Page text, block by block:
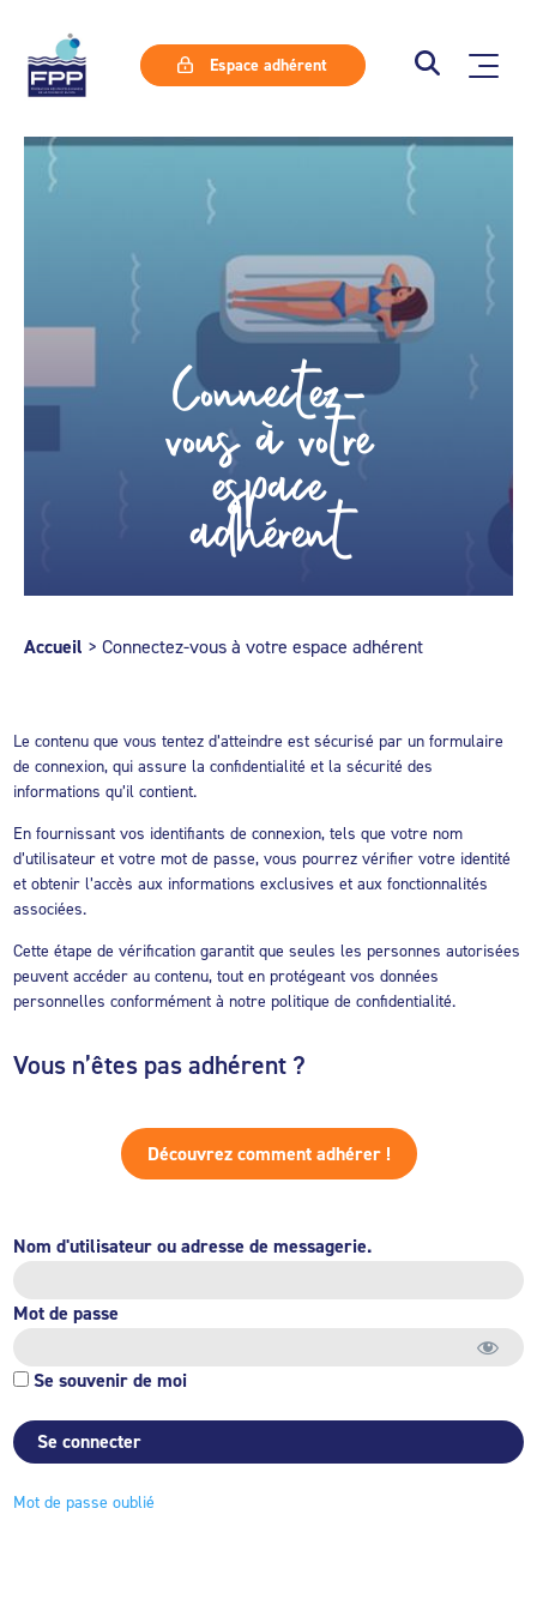
Espace adhérent
Connectez-
vous à votre
espace
adhérent
Accueil > Connectez-vous à votre espace adhérent
Le contenu que vous tentez d’atteindre est sécurisé par un formulaire
de connexion, qui assure la confidentialité et la sécurité des
informations qu’il contient.
En fournissant vos identifiants de connexion, tels que votre nom
d’utilisateur et votre mot de passe, vous pourrez vérifier votre identité
et obtenir l’accès aux informations exclusives et aux fonctionnalités
associées.
Cette étape de vérification garantit que seules les personnes autorisées
peuvent accéder au contenu, tout en protégeant vos données
personnelles conformément à notre politique de confidentialité.
Vous n’êtes pas adhérent ?
Découvrez comment adhérer !
Nom d'utilisateur ou adresse de messagerie.
Mot de passe
Se souvenir de moi
Mot de passe oublié